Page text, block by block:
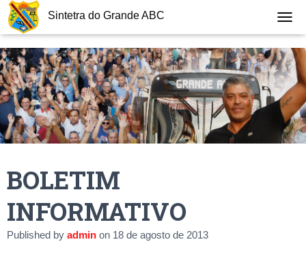
Sintetra do Grande ABC
G
G
L
E
N
A
V
I
BOLETIM
INFORMATIVO
Published by admin on 18 de agosto de 2013